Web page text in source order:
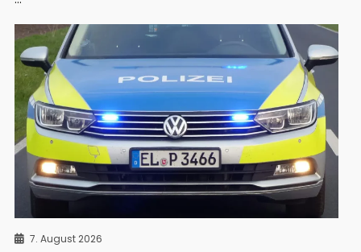
7. August 2026